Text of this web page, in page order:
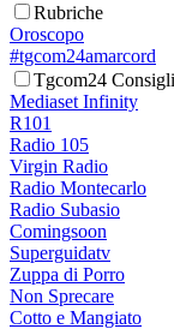
Rubriche
Oroscopo
#tgcom24amarcord
Tgcom24
Mediaset Infinity
R101
Radio 105
Virgin Radio
Radio Montecarlo
Radio Subasio
Comingsoon
Superguidatv
Zuppa di Porro
Non Sprecare
Cotto e Mangiato